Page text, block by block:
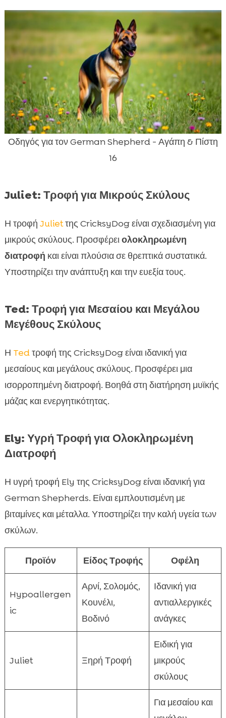
Οδηγός για τον German Shepherd - Αγάπη & Πίστη
16
Juliet: Τροφή για Μικρούς Σκύλους
Η τροφή Julietτης CricksyDog είναι σχεδιασμένη για
μικρούς σκύλους. Προσφέρειολοκληρωμένη
διατροφή και είναι πλούσια σε θρεπτικά συστατικά.
Υποστηρίζει την ανάπτυξη και την ευεξία τους.
Ted: Τροφή για Μεσαίου και Μεγάλου
Μεγέθους Σκύλους
Η Tedτροφή της CricksyDog είναι ιδανική για
μεσαίους και μεγάλους σκύλους. Προσφέρει μια
ισορροπημένη διατροφή. Βοηθά στη διατήρηση μυϊκής
μάζας και ενεργητικότητας.
Ely: Υγρή Τροφή για Ολοκληρωμένη
Διατροφή
Η υγρή τροφή Ely της CricksyDog είναι ιδανική για
German Shepherds. Είναι εμπλουτισμένη με
βιταμίνες και μέταλλα. Υποστηρίζει την καλή υγεία των
σκύλων.
Προϊόν Είδος Τροφής Οφέλη
Hypoallergen
ic
Αρνί, Σολομός,
Κουνέλι,
Βοδινό
Ιδανική για
αντιαλλεργικές
ανάγκες
Juliet Ξηρή Τροφή
Ειδική για
μικρούς
σκύλους
Για μεσαίου και